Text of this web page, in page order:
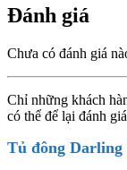
Đánh giá
Chưa có đánh giá
Chỉ những khách
có thể để lại đánh
Tủ đông